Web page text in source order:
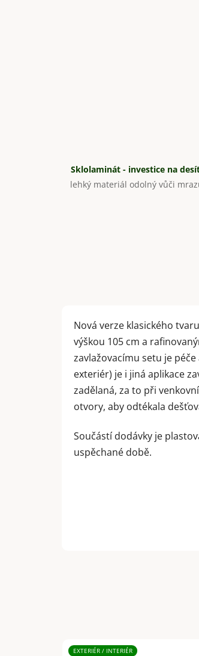
Sklolaminát - investice na
lehký materiál odolný vůči
Nová verze klasického
výškou 105 cm a
zavlažovacímu setu je
exteriér) je i jiná aplikace
zadělaná, za to při
otvory, aby odtékala
Součástí dodávky je
uspěchané době.
EXTERIÉR / INTERIÉR